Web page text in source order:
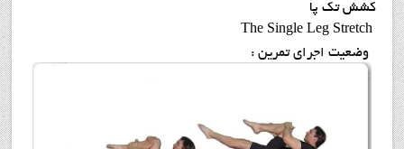
کشش تک پا
The Single Leg Stretch
وضعيت اجراي تمرين :